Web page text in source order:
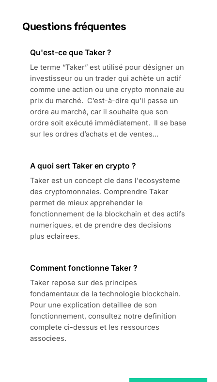
Questions fréquentes
Qu'est-ce que Taker ?
Le terme “Taker” est utilisé pour désigner un
investisseur ou un trader qui achète un actif
comme une action ou une crypto monnaie au
prix du marché. C’est-à-dire qu’il passe un
ordre au marché, car il souhaite que son
ordre soit exécuté immédiatement. Il se base
sur les ordres d’achats et de ventes...
A quoi sert Taker en crypto ?
Taker est un concept cle dans l'ecosysteme
des cryptomonnaies. Comprendre Taker
permet de mieux apprehender le
fonctionnement de la blockchain et des actifs
numeriques, et de prendre des decisions
plus eclairees.
Comment fonctionne Taker ?
Taker repose sur des principes
fondamentaux de la technologie blockchain.
Pour une explication detaillee de son
fonctionnement, consultez notre definition
complete ci-dessus et les ressources
associees.